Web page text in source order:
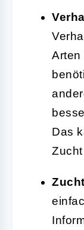
Arten
Das